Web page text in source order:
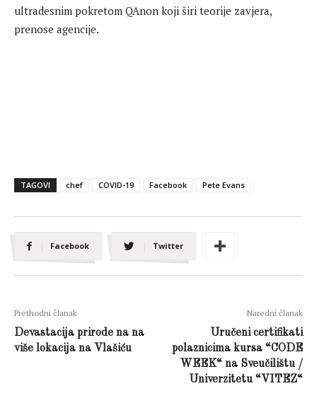
ultradesnim pokretom QAnon koji širi teorije zavjera,
prenose agencije.
TAGOVI chef COVID-19 Facebook Pete Evans
Facebook Twitter
Prethodni članak
Devastacija prirode na na
više lokacija na Vlašiću
Naredni članak
Uručeni certifikati
polaznicima kursa “CODE
WEEK“ na Sveučilištu /
Univerzitetu “VITEZ“